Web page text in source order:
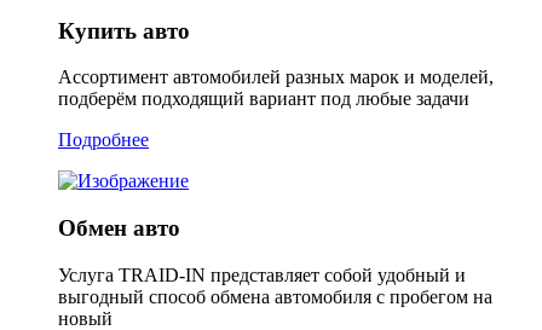
Купить авто
Ассортимент автомобилей разных марок и моделей,
подберём подходящий вариант под любые задачи
Подробнее
Обмен авто
Услуга TRAID-IN представляет собой удобный и
выгодный способ обмена автомобиля с пробегом на
новый